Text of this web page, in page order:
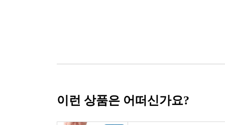
이런 상품은 어떠신가요?